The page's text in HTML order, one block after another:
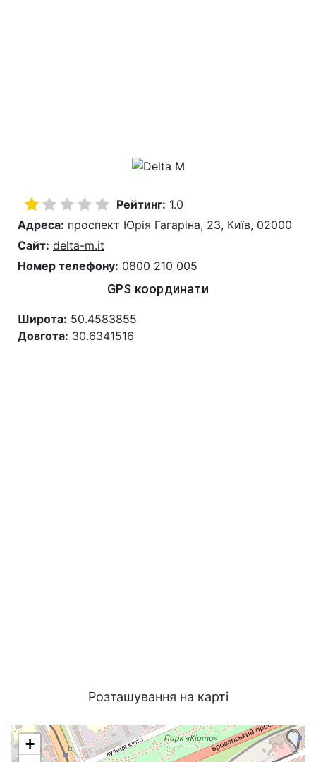
Рейтинг: 1.0
Адреса: проспект Юрія Гагаріна, 23, Київ, 02000
Сайт: delta-m.it
Номер телефону: 0800 210 005
GPS координати
Широта: 50.4583855
Довгота: 30.6341516
Розташування на карті
+